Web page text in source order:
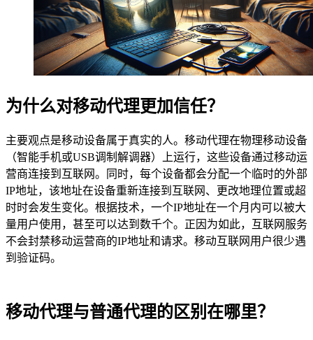
为什么对移动代理更加信任？
主要观点是移动设备属于真实的人。移动代理在物理移动设备
（智能手机或USB调制解调器）上运行，这些设备通过移动运
营商连接到互联网。同时，每个设备都会分配一个临时的外部
IP地址，该地址在设备重新连接到互联网、更改地理位置或超
时时会发生变化。根据技术，一个IP地址在一个月内可以被大
量用户使用，甚至可以达到数千个。正因为如此，互联网服务
不会封禁移动运营商的IP地址和请求。移动互联网用户很少遇
到验证码。
移动代理与普通代理的区别在哪里？